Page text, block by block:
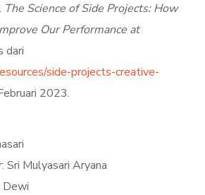
The Science of Side Projects: How
Our Performance at
dari
side-projects-creative-
2023.
Mulyasari Aryana
Dewi